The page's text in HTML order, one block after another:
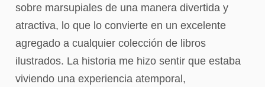
sobre marsupiales de una manera divertida y
atractiva, lo que lo convierte en un excelente
agregado a cualquier colección de libros
ilustrados. La historia me hizo sentir que estaba
viviendo una experiencia atemporal,